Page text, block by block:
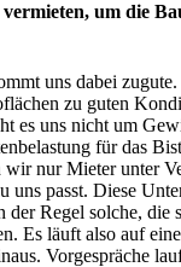
um die
uns dabei
zu guten
es uns nicht um
für das
nur Mieter unter
uns passt. Diese
der Regel solche, die
Es läuft also auf
Vorgespräche